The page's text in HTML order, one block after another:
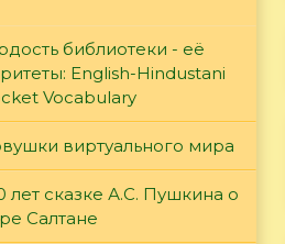
библиотеки - её
English-Hindustani
Vocabulary
виртуального мира
лет сказке А.С. Пушкина о
Салтане